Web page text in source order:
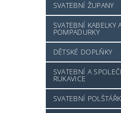
SVATEBNÍ ŽUPANY
SVATEBNÍ KABELKY
POMPADURKY
DĚTSKÉ DOPLŇKY
SVATEBNÍ A
RUKAVICE
SVATEBNÍ